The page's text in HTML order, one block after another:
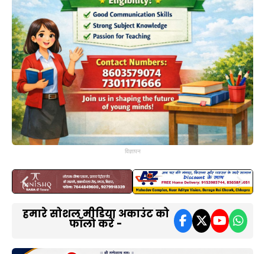
विज्ञापन
हमारे सोशल मीडिया अकाउंट को
फॉलो करें -